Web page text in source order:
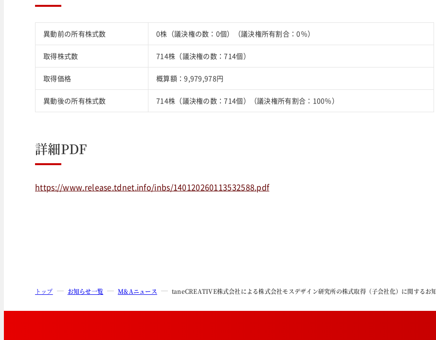
異動前の所有株式数 0株（議決権の数：0個）（議決権所有割合：0％）
取得株式数 714株（議決権の数：714個）
取得価格 概算額：9,979,978円
異動後の所有株式数 714株（議決権の数：714個）（議決権所有割合：100％）
詳細PDF
https://www.release.tdnet.info/inbs/140120260113532588.pdf
トップ お知らせ一覧 M&Aニュース taneCREATIVE株式会社による株式会社モスデザイン研究所の株式取得（子会社化）に関するお